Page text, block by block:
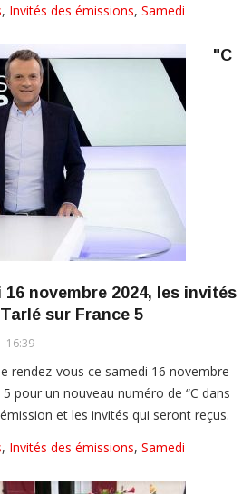
, Invités des émissions, Samedi
"C
novembre 2024, les invités
sur France 5
16:39
rendez-vous ce samedi 16 novembre
pour un nouveau numéro de “C dans
et les invités qui seront reçus.
, Invités des émissions, Samedi